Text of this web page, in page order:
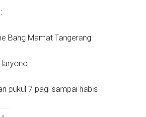
Bang Mamat Tangerang
pukul 7 pagi sampai habis